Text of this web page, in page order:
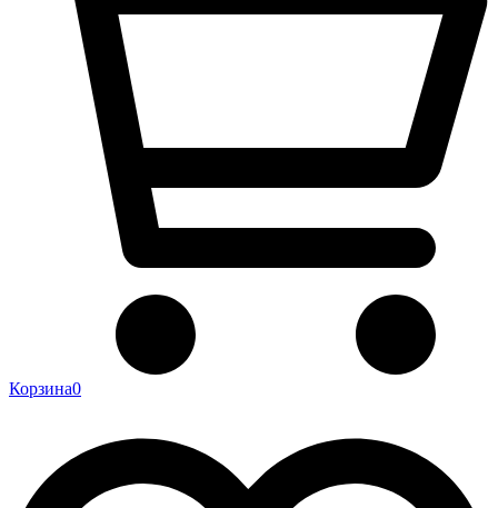
Корзина0